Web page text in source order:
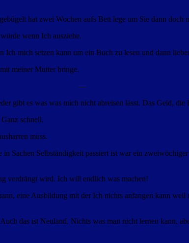
hat zwei Wochen aufs Bett lege um Sie dann doch
wenn Ich ausziehe.
Ich mich setzen kann um ein Buch zu lesen und dann
meiner Mutter bringe.
—
gibt es was was mich nicht abreisen lässt. Das Geld,
schnell.
muss.
Sachen Selbständigkeit passiert ist war ein
verdrängt wird. Ich will endlich was machen!
eine Ausbildung mit der Ich nichts anfangen kann
das ist Neuland. Nichts was man nicht lernen kann,